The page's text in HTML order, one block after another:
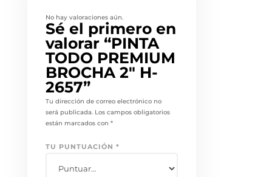
No hay valoraciones aún.
Sé el primero en
valorar “PINTA
TODO PREMIUM
BROCHA 2″ H-
2657”
Tu dirección de correo electrónico no
será publicada. Los campos obligatorios
están marcados con *
TU PUNTUACIÓN *